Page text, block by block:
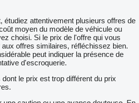
étudiez attentivement plusieurs offres de
moyen du modèle de véhicule ou
choisi. Si le prix de l'offre qui vous
offres similaires, réfléchissez bien.
peut indiquer la présence de
d'escroquerie.
le prix est trop différent du prix